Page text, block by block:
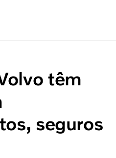
e Segurançatêm
seguros